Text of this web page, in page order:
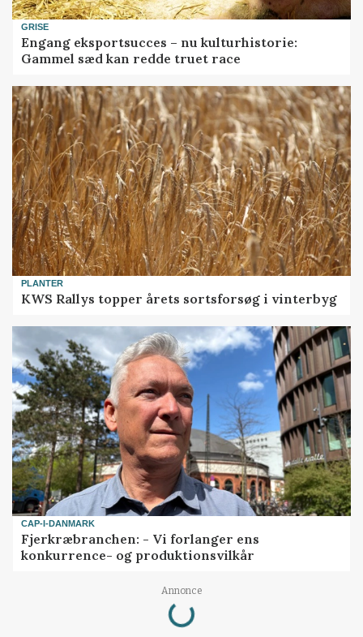
GRISE
Engang eksportsucces – nu kulturhistorie:
Gammel sæd kan redde truet race
PLANTER
KWS Rallys topper årets sortsforsøg i vinterbyg
CAP-I-DANMARK
Fjerkræbranchen: - Vi forlanger ens
konkurrence- og produktionsvilkår
Annonce
Loading...